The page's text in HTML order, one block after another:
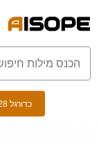
כדורגל Cup 26-28